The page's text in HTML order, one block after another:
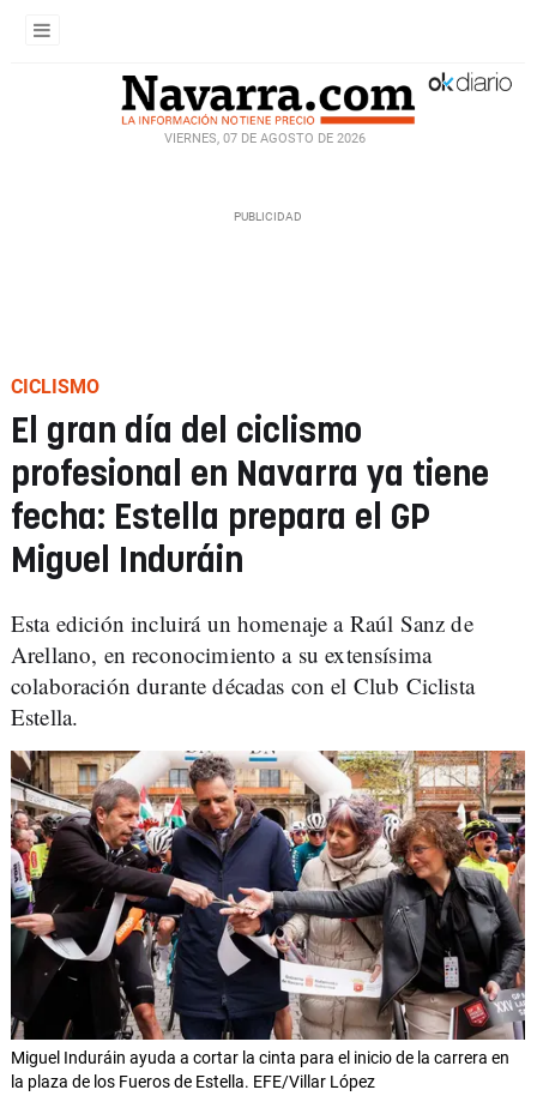
VIERNES, 07 DE AGOSTO DE 2026
CICLISMO
El gran día del ciclismo
profesional en Navarra ya tiene
fecha: Estella prepara el GP
Miguel Induráin
Esta edición incluirá un homenaje a Raúl Sanz de
Arellano, en reconocimiento a su extensísima
colaboración durante décadas con el Club Ciclista
Estella.
Miguel Induráin ayuda a cortar la cinta para el inicio de la carrera en
la plaza de los Fueros de Estella. EFE/Villar López